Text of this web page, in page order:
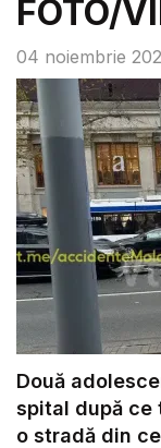
04 noiembrie
FOTO/
Două
spital după ce
o stradă din